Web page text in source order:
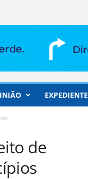
EXPEDIENTE
de